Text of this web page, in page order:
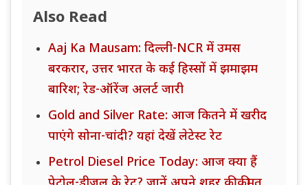
Also Read
Aaj Ka Mausam: दिल्ली-NCR में उमस
बरकरार, उत्तर भारत के कई हिस्सों में झमाझम
बारिश; रेड-ऑरेंज अलर्ट जारी
Gold and Silver Rate: आज कितने में खरीद
पाएंगे सोना-चांदी? यहां देखें लेटेस्ट रेट
Petrol Diesel Price Today: आज क्या हैं